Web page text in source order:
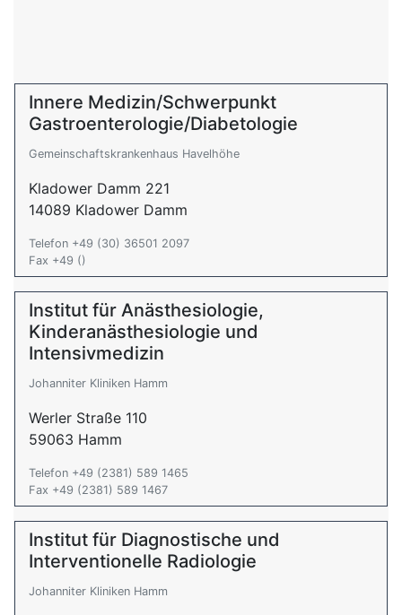
Innere Medizin/Schwerpunkt
Gastroenterologie/Diabetologie
Gemeinschaftskrankenhaus Havelhöhe
Kladower Damm 221
14089 Kladower Damm
Telefon +49 (30) 36501 2097
Fax +49 ()
Institut für Anästhesiologie,
Kinderanästhesiologie und
Intensivmedizin
Johanniter Kliniken Hamm
Werler Straße 110
59063 Hamm
Telefon +49 (2381) 589 1465
Fax +49 (2381) 589 1467
Institut für Diagnostische und
Interventionelle Radiologie
Johanniter Kliniken Hamm